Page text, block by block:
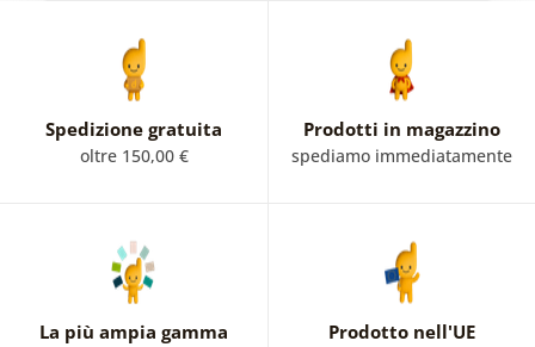
Spedizione gratuita
oltre 150,00 €
Prodotti in magazzino
spediamo immediatamente
La più ampia gamma Prodotto nell'UE